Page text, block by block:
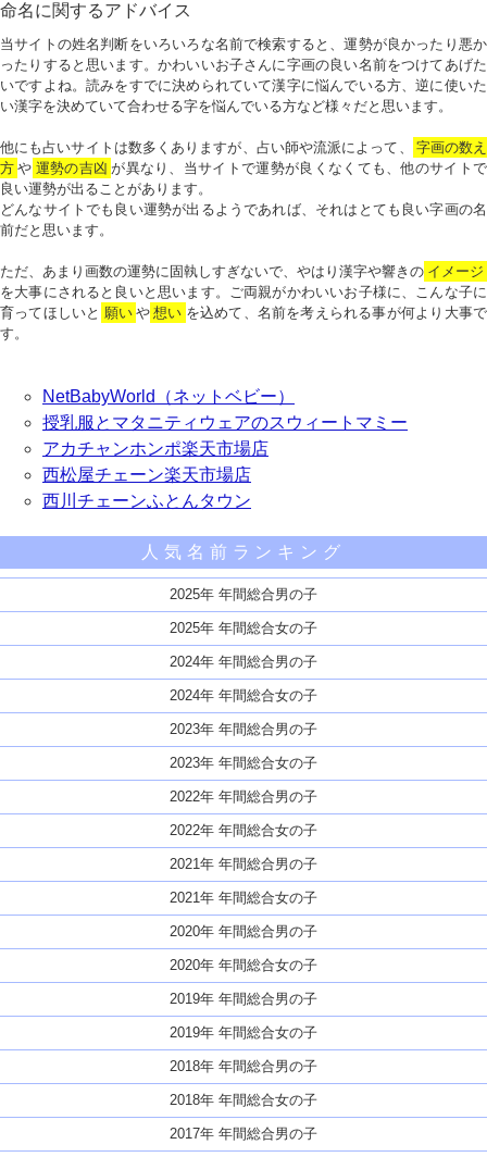
命名に関するアドバイス
当サイトの姓名判断をいろいろな名前で検索すると、運勢が良かったり悪か
ったりすると思います。かわいいお子さんに字画の良い名前をつけてあげた
いですよね。読みをすでに決められていて漢字に悩んでいる方、逆に使いた
い漢字を決めていて合わせる字を悩んでいる方など様々だと思います。
他にも占いサイトは数多くありますが、占い師や流派によって、
字画の数え
方 や 運勢の吉凶 が異なり、当サイトで運勢が良くなくても、他のサイトで
良い運勢が出ることがあります。
どんなサイトでも良い運勢が出るようであれば、それはとても良い字画の名
前だと思います。
ただ、あまり画数の運勢に固執しすぎないで、やはり漢字や響きの イメージ
を大事にされると良いと思います。ご両親がかわいいお子様に、こんな子に
育ってほしいと 願い や 想い を込めて、名前を考えられる事が何より大事で
す。
NetBabyWorld（ネットベビー）
授乳服とマタニティウェアのスウィートマミー
アカチャンホンポ楽天市場店
西松屋チェーン楽天市場店
西川チェーンふとんタウン
人気名前ランキング
2025年 年間総合男の子
2025年 年間総合女の子
2024年 年間総合男の子
2024年 年間総合女の子
2023年 年間総合男の子
2023年 年間総合女の子
2022年 年間総合男の子
2022年 年間総合女の子
2021年 年間総合男の子
2021年 年間総合女の子
2020年 年間総合男の子
2020年 年間総合女の子
2019年 年間総合男の子
2019年 年間総合女の子
2018年 年間総合男の子
2018年 年間総合女の子
2017年 年間総合男の子